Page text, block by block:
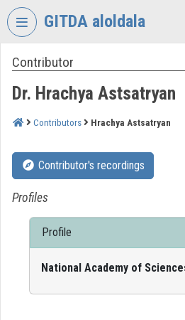
Skip header
GITDA aloldala
VIDEO
GOVERNMENTAL
INFORMATION-
DEVELOPMENT
AGENCY
Organization home
Log In
Contributor
Dr. Hrachya Astsatryan
Contributors Hrachya Astsatryan
Contributor's recordings
Profiles
Profile
National Academy of